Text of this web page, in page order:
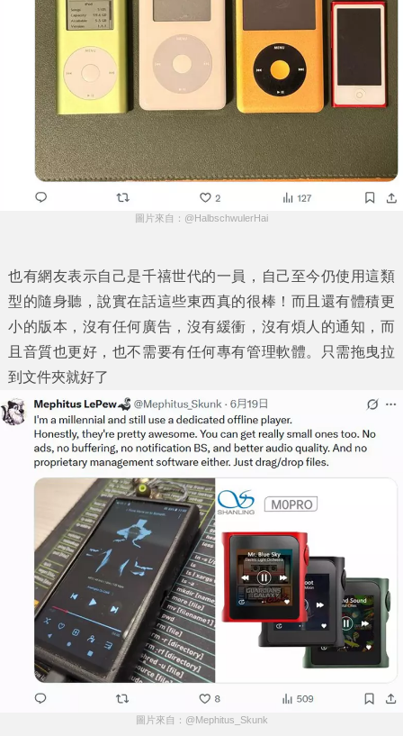
圖片來自：@HalbschwulerHai
也有網友表示自己是千禧世代的一員，自己至今仍使用這類
型的隨身聽，說實在話這些東西真的很棒！而且還有體積更
小的版本，沒有任何廣告，沒有緩衝，沒有煩人的通知，而
且音質也更好，也不需要有任何專有管理軟體。只需拖曳拉
到文件夾就好了
圖片來自：@Mephitus_Skunk